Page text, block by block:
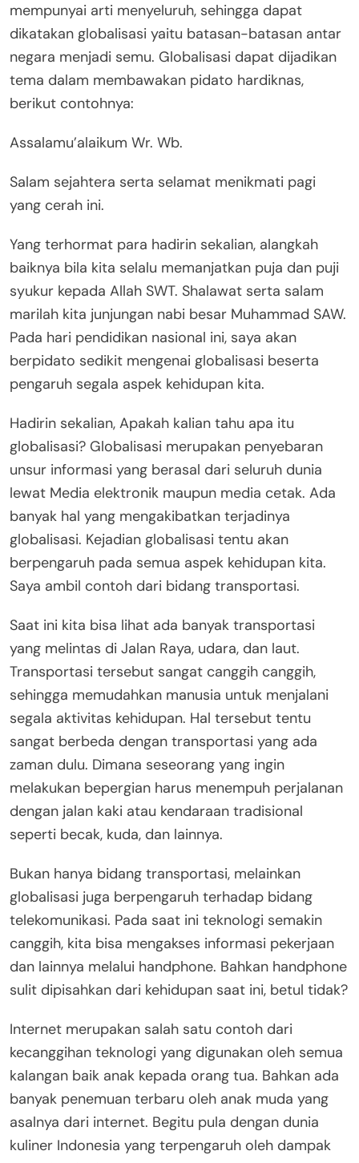
mempunyai arti menyeluruh, sehingga dapat
dikatakan globalisasi yaitu batasan-batasan antar
negara menjadi semu. Globalisasi dapat dijadikan
tema dalam membawakan pidato hardiknas,
berikut contohnya:
Assalamu’alaikum Wr. Wb.
Salam sejahtera serta selamat menikmati pagi
yang cerah ini.
Yang terhormat para hadirin sekalian, alangkah
baiknya bila kita selalu memanjatkan puja dan puji
syukur kepada Allah SWT. Shalawat serta salam
marilah kita junjungan nabi besar Muhammad SAW.
Pada hari pendidikan nasional ini, saya akan
berpidato sedikit mengenai globalisasi beserta
pengaruh segala aspek kehidupan kita.
Hadirin sekalian, Apakah kalian tahu apa itu
globalisasi? Globalisasi merupakan penyebaran
unsur informasi yang berasal dari seluruh dunia
lewat Media elektronik maupun media cetak. Ada
banyak hal yang mengakibatkan terjadinya
globalisasi. Kejadian globalisasi tentu akan
berpengaruh pada semua aspek kehidupan kita.
Saya ambil contoh dari bidang transportasi.
Saat ini kita bisa lihat ada banyak transportasi
yang melintas di Jalan Raya, udara, dan laut.
Transportasi tersebut sangat canggih canggih,
sehingga memudahkan manusia untuk menjalani
segala aktivitas kehidupan. Hal tersebut tentu
sangat berbeda dengan transportasi yang ada
zaman dulu. Dimana seseorang yang ingin
melakukan bepergian harus menempuh perjalanan
dengan jalan kaki atau kendaraan tradisional
seperti becak, kuda, dan lainnya.
Bukan hanya bidang transportasi, melainkan
globalisasi juga berpengaruh terhadap bidang
telekomunikasi. Pada saat ini teknologi semakin
canggih, kita bisa mengakses informasi pekerjaan
dan lainnya melalui handphone. Bahkan handphone
sulit dipisahkan dari kehidupan saat ini, betul tidak?
Internet merupakan salah satu contoh dari
kecanggihan teknologi yang digunakan oleh semua
kalangan baik anak kepada orang tua. Bahkan ada
banyak penemuan terbaru oleh anak muda yang
asalnya dari internet. Begitu pula dengan dunia
kuliner Indonesia yang terpengaruh oleh dampak